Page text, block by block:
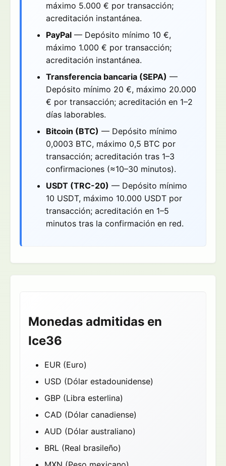
máximo 5.000 € por transacción;
acreditación instantánea.
PayPal — Depósito mínimo 10 €,
máximo 1.000 € por transacción;
acreditación instantánea.
Transferencia bancaria (SEPA) —
Depósito mínimo 20 €, máximo 20.000
€ por transacción; acreditación en 1–2
días laborables.
Bitcoin (BTC) — Depósito mínimo
0,0003 BTC, máximo 0,5 BTC por
transacción; acreditación tras 1–3
confirmaciones (≈10–30 minutos).
USDT (TRC-20) — Depósito mínimo
10 USDT, máximo 10.000 USDT por
transacción; acreditación en 1–5
minutos tras la confirmación en red.
Monedas admitidas en
Ice36
EUR (Euro)
USD (Dólar estadounidense)
GBP (Libra esterlina)
CAD (Dólar canadiense)
AUD (Dólar australiano)
BRL (Real brasileño)